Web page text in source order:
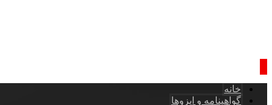
خانه
گواهینامه و ایزوها